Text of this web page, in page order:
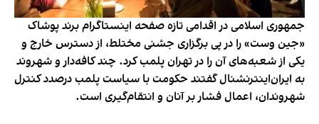
جمهوری اسلامی در اقدامی تازه صفحه اینستاگرام برند پوشاک
«جین وست» را در پی برگزاری جشنی مختلط، از دسترس خارج و
یکی از شعبه‌های آن را در تهران پلمب کرد. چند کافه‌‌دار و شهروند
به ایران‌اینترنشنال گفتند حکومت با سیاست پلمب درصدد کنترل
شهروندان، اعمال فشار بر آنان و انتقام‌گیری است.